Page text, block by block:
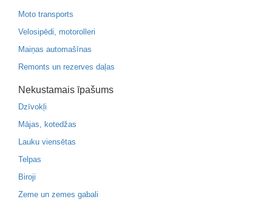
Moto transports
Velosipēdi, motorolleri
Maiņas automašīnas
Remonts un rezerves daļas
Nekustamais īpašums
Dzīvokļi
Mājas, kotedžas
Lauku viensētas
Telpas
Biroji
Zeme un zemes gabali